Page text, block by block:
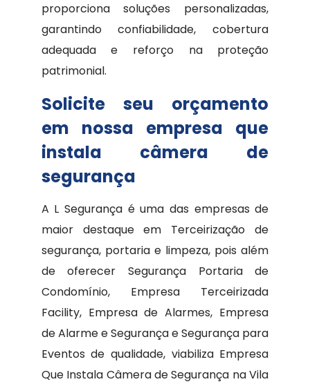
proporciona soluções personalizadas,
garantindo confiabilidade, cobertura
adequada e reforço na proteção
patrimonial.
Solicite seu orçamento
em nossa empresa que
instala câmera de
segurança
A L Segurança é uma das empresas de
maior destaque em Terceirização de
segurança, portaria e limpeza, pois além
de oferecer Segurança Portaria de
Condomínio, Empresa Terceirizada
Facility, Empresa de Alarmes, Empresa
de Alarme e Segurança e Segurança para
Eventos de qualidade, viabiliza Empresa
Que Instala Câmera de Segurança na Vila